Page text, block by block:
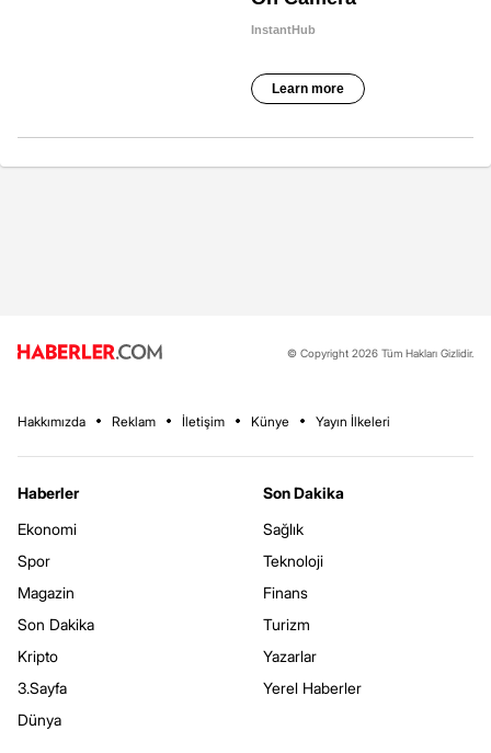
© Copyright 2026 Tüm Hakları Gizlidir.
Hakkımızda Reklam İletişim Künye Yayın İlkeleri
Haberler
Ekonomi
Spor
Magazin
Son Dakika
Kripto
3.Sayfa
Dünya
Son Dakika
Sağlık
Teknoloji
Finans
Turizm
Yazarlar
Yerel Haberler